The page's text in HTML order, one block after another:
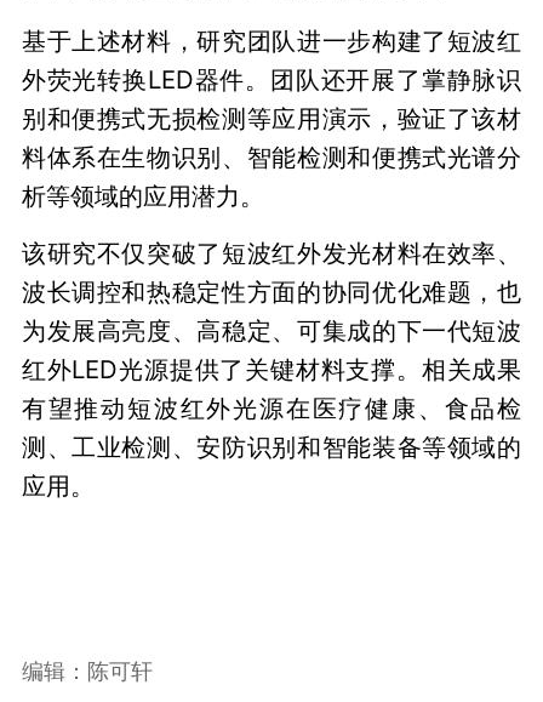
基于上述材料，研究团队进一步构建了短波红
外荧光转换LED器件。团队还开展了掌静脉识
别和便携式无损检测等应用演示，验证了该材
料体系在生物识别、智能检测和便携式光谱分
析等领域的应用潜力。
该研究不仅突破了短波红外发光材料在效率、
波长调控和热稳定性方面的协同优化难题，也
为发展高亮度、高稳定、可集成的下一代短波
红外LED光源提供了关键材料支撑。相关成果
有望推动短波红外光源在医疗健康、食品检
测、工业检测、安防识别和智能装备等领域的
应用。
编辑：陈可轩